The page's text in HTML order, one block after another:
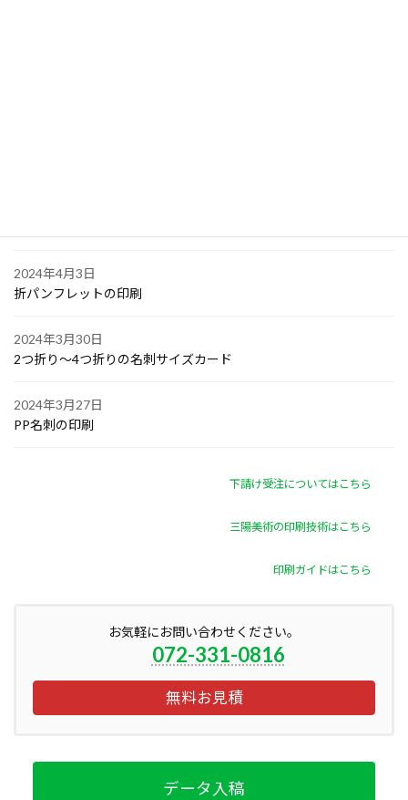
2024年4月3日
折パンフレットの印刷
2024年3月30日
2つ折り～4つ折りの名刺サイズカード
2024年3月27日
PP名刺の印刷
下請け受注についてはこちら
三陽美術の印刷技術はこちら
印刷ガイドはこちら
お気軽にお問い合わせください。
072-331-0816
無料お見積
データ入稿